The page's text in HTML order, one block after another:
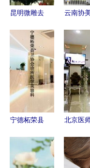
昆明微雕去
行前十佳大
型正规整形
医院实力分
析
云南协
和）服务
价与月经
间同房
康分
宁德柘荣县
南 协美医
院专家团队
北京医
专家会
心正式